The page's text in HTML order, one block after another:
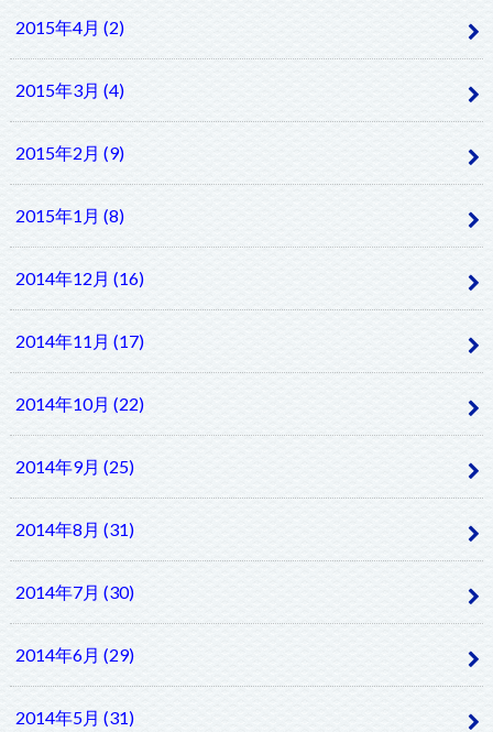
2015年4月 (2)
2015年3月 (4)
2015年2月 (9)
2015年1月 (8)
2014年12月 (16)
2014年11月 (17)
2014年10月 (22)
2014年9月 (25)
2014年8月 (31)
2014年7月 (30)
2014年6月 (29)
2014年5月 (31)